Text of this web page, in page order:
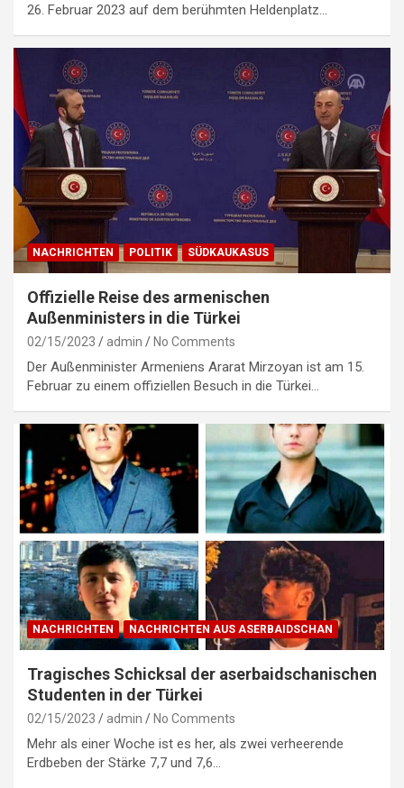
26. Februar 2023 auf dem berühmten Heldenplatz…
NACHRICHTEN POLITIK SÜDKAUKASUS
Offizielle Reise des armenischen
Außenministers in die Türkei
02/15/2023 admin No Comments
Der Außenminister Armeniens Ararat Mirzoyan ist am 15.
Februar zu einem offiziellen Besuch in die Türkei…
NACHRICHTEN NACHRICHTEN AUS ASERBAIDSCHAN
Tragisches Schicksal der aserbaidschanischen
Studenten in der Türkei
02/15/2023 admin No Comments
Mehr als einer Woche ist es her, als zwei verheerende
Erdbeben der Stärke 7,7 und 7,6…